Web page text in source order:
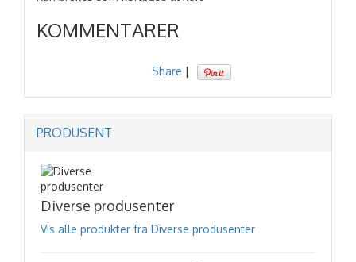
KOMMENTARER
Share |
PRODUSENT
Diverse produsenter
Vis alle produkter fra Diverse produsenter